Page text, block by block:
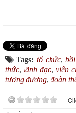
Tags: tổ chức,
thức, lãnh đạo, viên
tương đương, đoàn